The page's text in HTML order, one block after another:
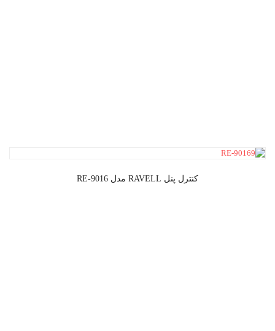
کنترل پنل RAVELL مدل RE-9016